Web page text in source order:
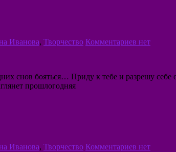
Иванова, Творчество Комментариев нет
снов бояться… Приду к тебе и разрешу
прошлогодняя
Иванова, Творчество Комментариев нет